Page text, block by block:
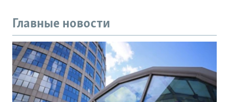
Главные новости